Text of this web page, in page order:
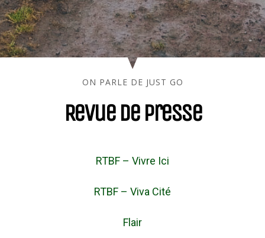
ON PARLE DE JUST GO
Revue de presse
RTBF – Vivre Ici
RTBF – Viva Cité
Flair